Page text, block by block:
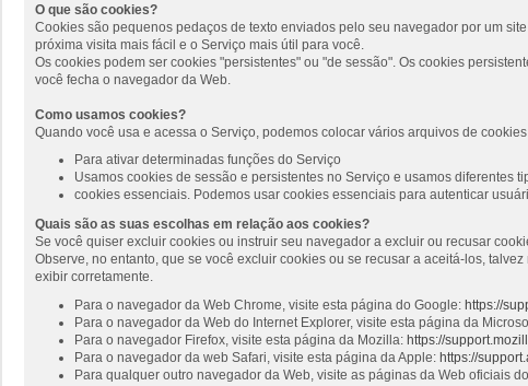
O que são cookies?
Cookies são pequenos pedaços de texto enviados pelo seu navegador por um
próxima visita mais fácil e o Serviço mais útil para você.
Os cookies podem ser cookies "persistentes" ou "de sessão". Os cookies
você fecha o navegador da Web.
Como usamos cookies?
Quando você usa e acessa o Serviço, podemos colocar vários arquivos de
Para ativar determinadas funções do Serviço
Usamos cookies de sessão e persistentes no Serviço e usamos diferentes
cookies essenciais. Podemos usar cookies essenciais para autenticar
Quais são as suas escolhas em relação aos cookies?
Se você quiser excluir cookies ou instruir seu navegador a excluir ou recusar
Observe, no entanto, que se você excluir cookies ou se recusar a aceitá-los,
exibir corretamente.
Para o navegador da Web Chrome, visite esta página do Google: https://
Para o navegador da Web do Internet Explorer, visite esta página da
Para o navegador Firefox, visite esta página da Mozilla: https://
Para o navegador da web Safari, visite esta página da Apple: https://
Para qualquer outro navegador da Web, visite as páginas da Web oficiais